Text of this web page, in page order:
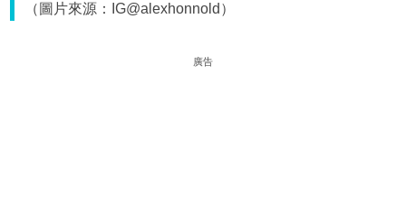
（圖片來源：IG@alexhonnold）
廣告